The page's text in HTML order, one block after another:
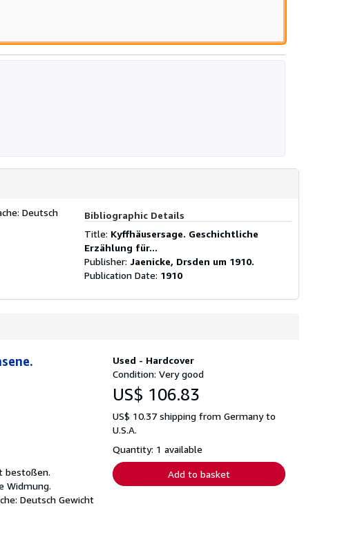
Deutsch
Bibliographic Details
Title: Kyffhäusersage. Geschichtliche
Erzählung für...
Publisher: Jaenicke, Drsden um 1910.
Publication Date: 1910
Used - Hardcover
Condition: Very good
US$ 106.83
US$ 10.37 shipping from Germany to
U.S.A.
Quantity: 1 available
Add to basket
bestoßen.
Widmung.
Deutsch Gewicht